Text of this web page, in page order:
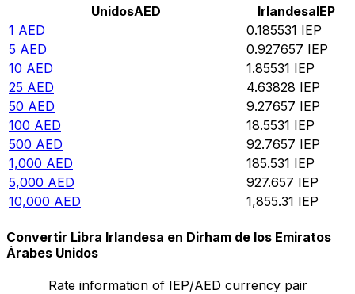
UnidosAED
IrlandesaIEP
1 AED 0.185531 IEP
5 AED 0.927657 IEP
10 AED 1.85531 IEP
25 AED 4.63828 IEP
50 AED 9.27657 IEP
100 AED 18.5531 IEP
500 AED 92.7657 IEP
1,000 AED 185.531 IEP
5,000 AED 927.657 IEP
10,000 AED 1,855.31 IEP
Convertir Libra Irlandesa en Dirham de los Emiratos
Árabes Unidos
Rate information of IEP/AED currency pair